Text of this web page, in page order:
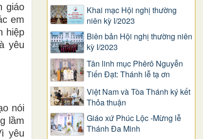
giáo
em
hiệp
yêu
nói
lầm
yêu
Khai mạc Hội nghị thường
niên kỳ I/2023
Biên bản Hội nghị thường niên
kỳ I/2023
Tân linh mục Phêrô Nguyễn
Tiến Đạt: Thánh lễ tạ ơn
Việt Nam và Tòa Thánh ký kết
Thỏa thuận
Giáo xứ Phúc Lộc -Mừng lễ
Thánh Đa Minh